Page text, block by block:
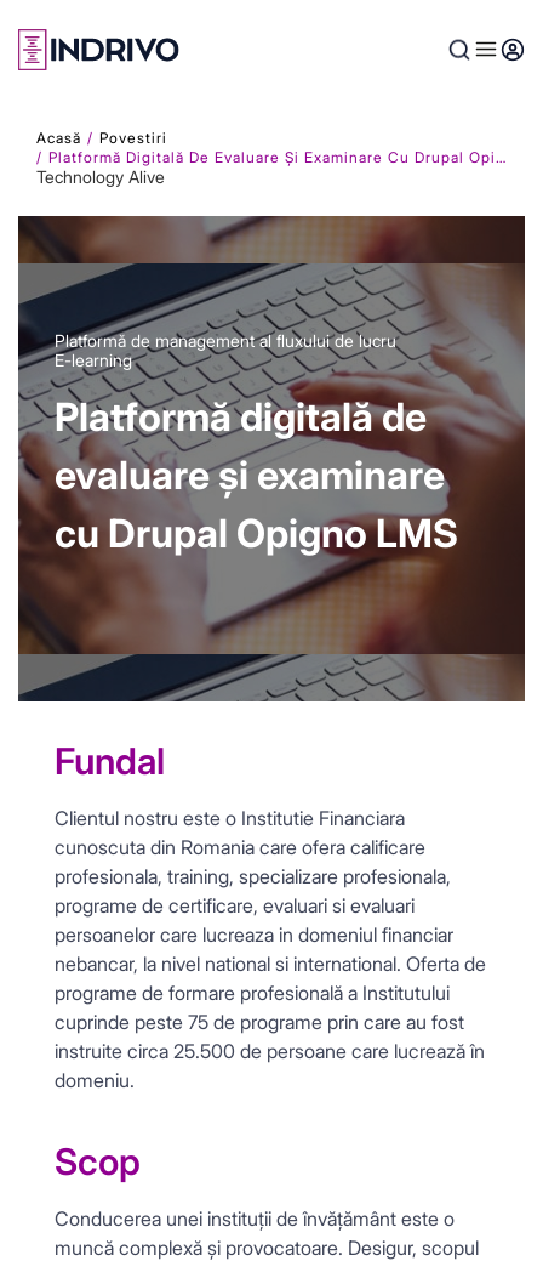
main
content
Acasă
Povestiri
Platformă Digitală De Evaluare Și Examinare Cu Drupal Opigno LMS
Technology Alive
Platformă de management al fluxului de lucru
E-learning
Platformă digitală de
evaluare și examinare
cu Drupal Opigno LMS
Fundal
Clientul nostru este o Institutie Financiara
cunoscuta din Romania care ofera calificare
profesionala, training, specializare profesionala,
programe de certificare, evaluari si evaluari
persoanelor care lucreaza in domeniul financiar
nebancar, la nivel national si international. Oferta de
programe de formare profesională a Institutului
cuprinde peste 75 de programe prin care au fost
instruite circa 25.500 de persoane care lucrează în
domeniu.
Scop
Conducerea unei instituții de învățământ este o
muncă complexă și provocatoare. Desigur, scopul